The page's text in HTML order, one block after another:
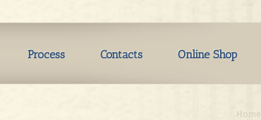
Process Contacts Online Shop
Home